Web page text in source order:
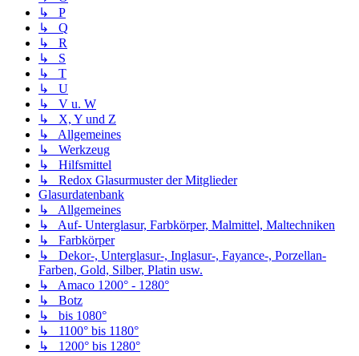
↳ P
↳ Q
↳ R
↳ S
↳ T
↳ U
↳ V u. W
↳ X, Y und Z
↳ Allgemeines
↳ Werkzeug
↳ Hilfsmittel
↳ Redox Glasurmuster der Mitglieder
Glasurdatenbank
↳ Allgemeines
↳ Auf- Unterglasur, Farbkörper, Malmittel, Maltechniken
↳ Farbkörper
↳ Dekor-, Unterglasur-, Inglasur-, Fayance-, Porzellan-
Farben, Gold, Silber, Platin usw.
↳ Amaco 1200° - 1280°
↳ Botz
↳ bis 1080°
↳ 1100° bis 1180°
↳ 1200° bis 1280°